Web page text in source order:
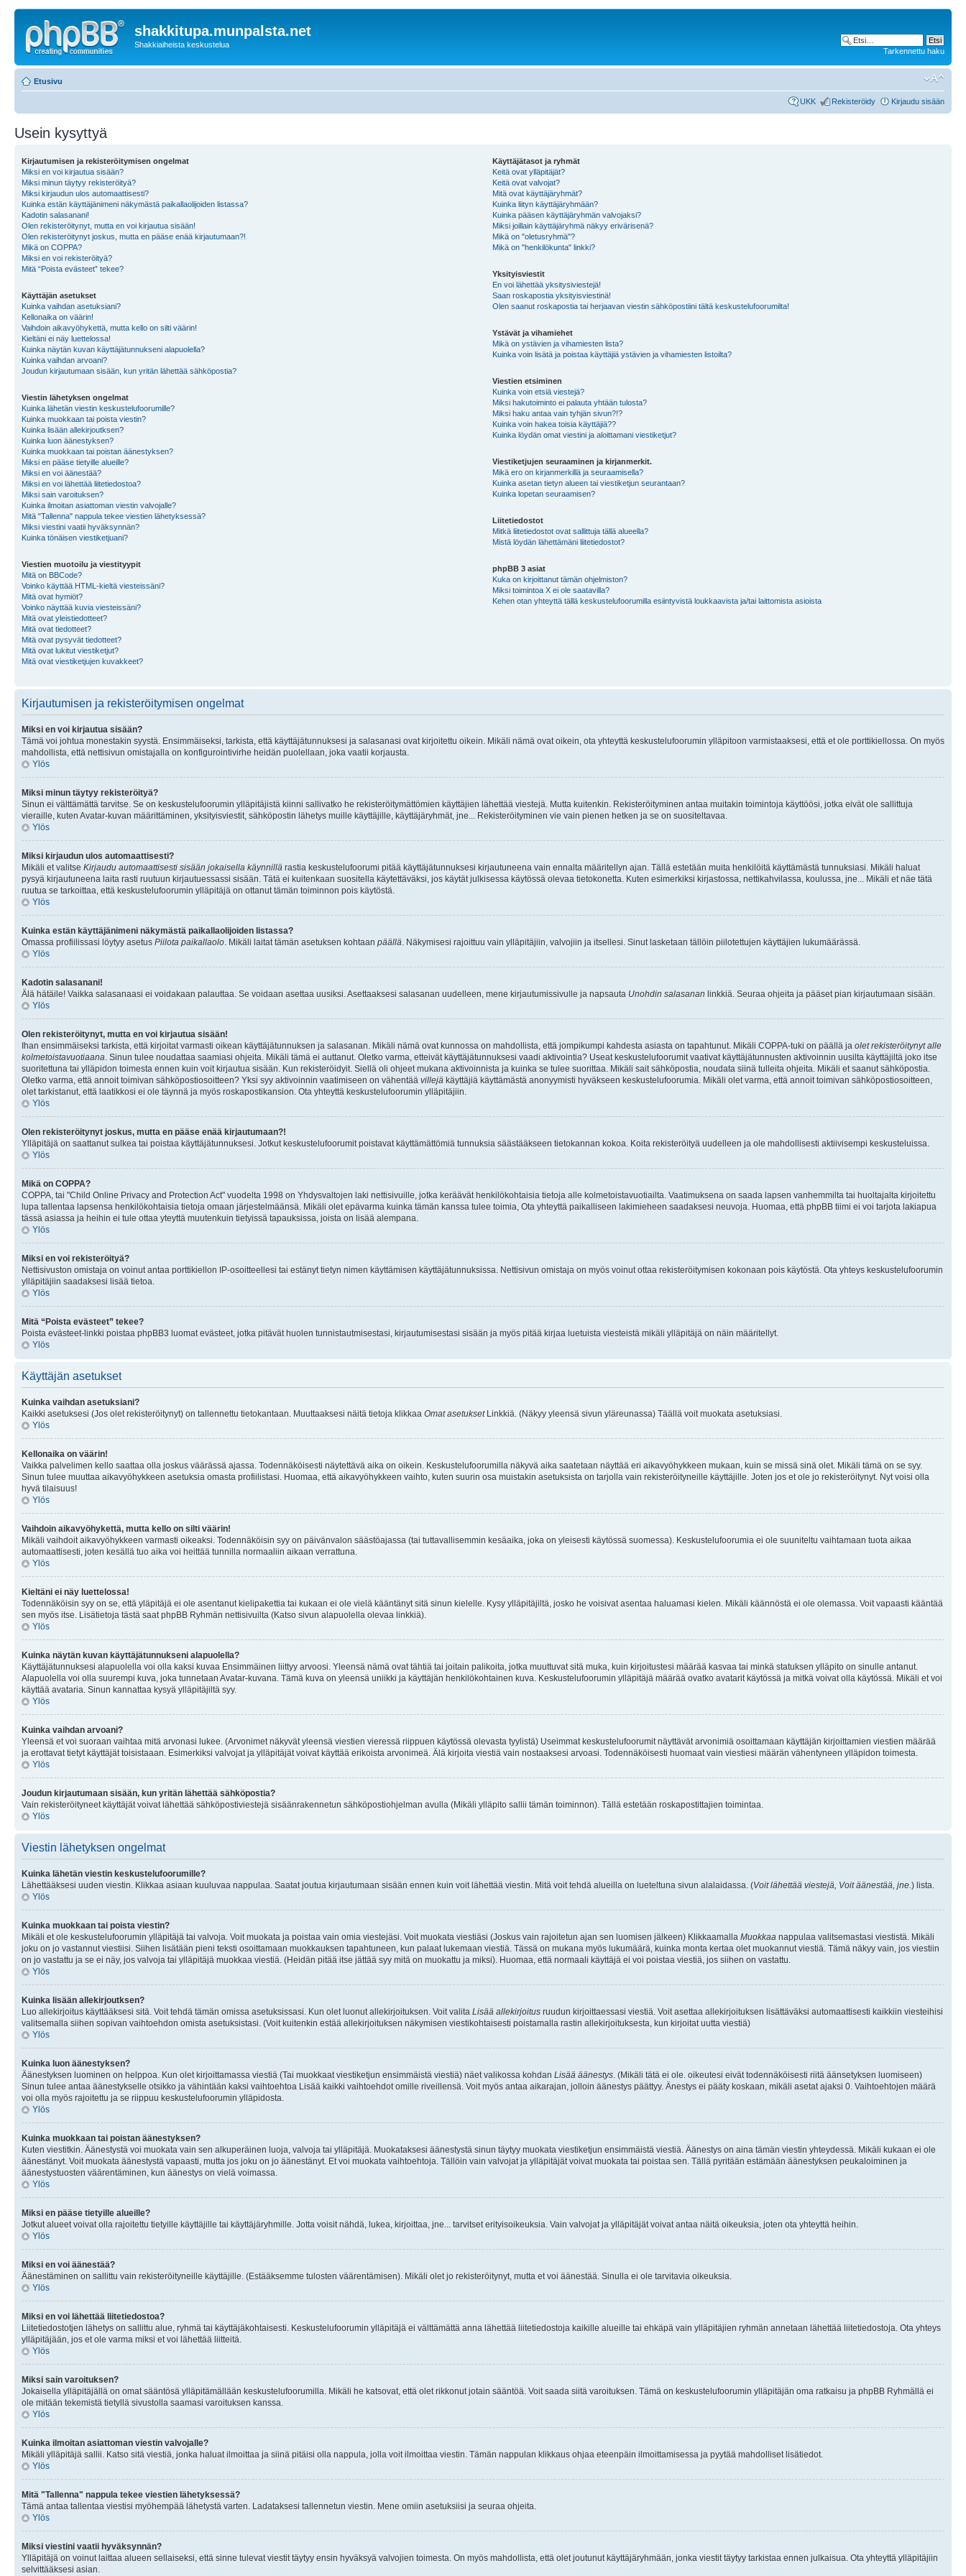
shakkitupa.munpalsta.net
Shakkiaiheista keskustelua
Tarkennettu haku
Etusivu
UKK Rekisteröidy Kirjaudu sisään
Usein kysyttyä
Kirjautumisen ja rekisteröitymisen ongelmat
Miksi en voi kirjautua sisään?
Miksi minun täytyy rekisteröityä?
Miksi kirjaudun ulos automaattisesti?
Kuinka estän käyttäjänimeni näkymästä paikallaolijoiden listassa?
Kadotin salasanani!
Olen rekisteröitynyt, mutta en voi kirjautua sisään!
Olen rekisteröitynyt joskus, mutta en pääse enää kirjautumaan?!
Mikä on COPPA?
Miksi en voi rekisteröityä?
Mitä “Poista evästeet” tekee?
Käyttäjän asetukset
Kuinka vaihdan asetuksiani?
Kellonaika on väärin!
Vaihdoin aikavyöhykettä, mutta kello on silti väärin!
Kieltäni ei näy luettelossa!
Kuinka näytän kuvan käyttäjätunnukseni alapuolella?
Kuinka vaihdan arvoani?
Joudun kirjautumaan sisään, kun yritän lähettää sähköpostia?
Viestin lähetyksen ongelmat
Kuinka lähetän viestin keskustelufoorumille?
Kuinka muokkaan tai poista viestin?
Kuinka lisään allekirjoutksen?
Kuinka luon äänestyksen?
Kuinka muokkaan tai poistan äänestyksen?
Miksi en pääse tietyille alueille?
Miksi en voi äänestää?
Miksi en voi lähettää liitetiedostoa?
Miksi sain varoituksen?
Kuinka ilmoitan asiattoman viestin valvojalle?
Mitä "Tallenna" nappula tekee viestien lähetyksessä?
Miksi viestini vaatii hyväksynnän?
Kuinka tönäisen viestiketjuani?
Viestien muotoilu ja viestityypit
Mitä on BBCode?
Voinko käyttää HTML-kieltä viesteissäni?
Mitä ovat hymiöt?
Voinko näyttää kuvia viesteissäni?
Mitä ovat yleistiedotteet?
Mitä ovat tiedotteet?
Mitä ovat pysyvät tiedotteet?
Mitä ovat lukitut viestiketjut?
Mitä ovat viestiketjujen kuvakkeet?
Käyttäjätasot ja ryhmät
Keitä ovat ylläpitäjät?
Keitä ovat valvojat?
Mitä ovat käyttäjäryhmät?
Kuinka liityn käyttäjäryhmään?
Kuinka pääsen käyttäjäryhmän valvojaksi?
Miksi joillain käyttäjäryhmä näkyy erivärisenä?
Mikä on "oletusryhmä"?
Mikä on "henkilökunta" linkki?
Yksityisviestit
En voi lähettää yksitysiviestejä!
Saan roskapostia yksityisviestinä!
Olen saanut roskapostia tai herjaavan viestin sähköpostiini tältä keskustelufoorumilta!
Ystävät ja vihamiehet
Mikä on ystävien ja vihamiesten lista?
Kuinka voin lisätä ja poistaa käyttäjiä ystävien ja vihamiesten listoilta?
Viestien etsiminen
Kuinka voin etsiä viestejä?
Miksi hakutoiminto ei palauta yhtään tulosta?
Miksi haku antaa vain tyhjän sivun?!?
Kuinka voin hakea toisia käyttäjiä??
Kuinka löydän omat viestini ja aloittamani viestiketjut?
Viestiketjujen seuraaminen ja kirjanmerkit.
Mikä ero on kirjanmerkillä ja seuraamisella?
Kuinka asetan tietyn alueen tai viestiketjun seurantaan?
Kuinka lopetan seuraamisen?
Liitetiedostot
Mitkä liitetiedostot ovat sallittuja tällä alueella?
Mistä löydän lähettämäni liitetiedostot?
phpBB 3 asiat
Kuka on kirjoittanut tämän ohjelmiston?
Miksi toimintoa X ei ole saatavilla?
Kehen otan yhteyttä tällä keskustelufoorumilla esiintyvistä loukkaavista ja/tai laittomista asioista
Kirjautumisen ja rekisteröitymisen ongelmat
Miksi en voi kirjautua sisään?
Tämä voi johtua monestakin syystä. Ensimmäiseksi, tarkista, että käyttäjätunnuksesi ja salasanasi ovat kirjoitettu oikein. Mikäli nämä ovat oikein, ota yhteyttä keskustelufoorumin ylläpitoon varmistaaksesi, että et ole porttikiellossa. On myös
mahdollista, että nettisivun omistajalla on konfigurointivirhe heidän puolellaan, joka vaatii korjausta.
Ylös
Miksi minun täytyy rekisteröityä?
Sinun ei välttämättä tarvitse. Se on keskustelufoorumin ylläpitäjistä kiinni sallivatko he rekisteröitymättömien käyttäjien lähettää viestejä. Mutta kuitenkin. Rekisteröityminen antaa muitakin toimintoja käyttöösi, jotka eivät ole sallittuja
vieraille, kuten Avatar-kuvan määrittäminen, yksityisviestit, sähköpostin lähetys muille käyttäjille, käyttäjäryhmät, jne... Rekisteröityminen vie vain pienen hetken ja se on suositeltavaa.
Ylös
Miksi kirjaudun ulos automaattisesti?
Mikäli et valitse Kirjaudu automaattisesti sisään jokaisella käynnillä rastia keskustelufoorumi pitää käyttäjätunnuksesi kirjautuneena vain ennalta määritellyn ajan. Tällä estetään muita henkilöitä käyttämästä tunnuksiasi. Mikäli haluat
pysyä kirjautuneena laita rasti ruutuun kirjautuessassi sisään. Tätä ei kuitenkaan suositella käytettäväksi, jos käytät julkisessa käytössä olevaa tietokonetta. Kuten esimerkiksi kirjastossa, nettikahvilassa, koulussa, jne... Mikäli et näe tätä
ruutua se tarkoittaa, että keskustelufoorumin ylläpitäjä on ottanut tämän toiminnon pois käytöstä.
Ylös
Kuinka estän käyttäjänimeni näkymästä paikallaolijoiden listassa?
Omassa profiilissasi löytyy asetus Piilota paikallaolo . Mikäli laitat tämän asetuksen kohtaan päällä . Näkymisesi rajoittuu vain ylläpitäjiin, valvojiin ja itsellesi. Sinut lasketaan tällöin piilotettujen käyttäjien lukumäärässä.
Ylös
Kadotin salasanani!
Älä hätäile! Vaikka salasanaasi ei voidakaan palauttaa. Se voidaan asettaa uusiksi. Asettaaksesi salasanan uudelleen, mene kirjautumissivulle ja napsauta Unohdin salasanan linkkiä. Seuraa ohjeita ja pääset pian kirjautumaan sisään.
Ylös
Olen rekisteröitynyt, mutta en voi kirjautua sisään!
Ihan ensimmäiseksi tarkista, että kirjoitat varmasti oikean käyttäjätunnuksen ja salasanan. Mikäli nämä ovat kunnossa on mahdollista, että jompikumpi kahdesta asiasta on tapahtunut. Mikäli COPPA-tuki on päällä ja olet rekisteröitynyt alle
kolmetoistavuotiaana . Sinun tulee noudattaa saamiasi ohjeita. Mikäli tämä ei auttanut. Oletko varma, etteivät käyttäjätunnuksesi vaadi aktivointia? Useat keskustelufoorumit vaativat käyttäjätunnusten aktivoinnin uusilta käyttäjiltä joko itse
suoritettuna tai ylläpidon toimesta ennen kuin voit kirjautua sisään. Kun rekisteröidyit. Siellä oli ohjeet mukana aktivoinnista ja kuinka se tulee suorittaa. Mikäli sait sähköpostia, noudata siinä tulleita ohjeita. Mikäli et saanut sähköpostia.
Oletko varma, että annoit toimivan sähköpostiosoitteen? Yksi syy aktivoinnin vaatimiseen on vähentää villejä käyttäjiä käyttämästä anonyymisti hyväkseen keskustelufoorumia. Mikäli olet varma, että annoit toimivan sähköpostiosoitteen,
olet tarkistanut, että laatikkosi ei ole täynnä ja myös roskapostikansion. Ota yhteyttä keskustelufoorumin ylläpitäjiin.
Ylös
Olen rekisteröitynyt joskus, mutta en pääse enää kirjautumaan?!
Ylläpitäjä on saattanut sulkea tai poistaa käyttäjätunnuksesi. Jotkut keskustelufoorumit poistavat käyttämättömiä tunnuksia säästääkseen tietokannan kokoa. Koita rekisteröityä uudelleen ja ole mahdollisesti aktiivisempi keskusteluissa.
Ylös
Mikä on COPPA?
COPPA, tai "Child Online Privacy and Protection Act" vuodelta 1998 on Yhdysvaltojen laki nettisivuille, jotka keräävät henkilökohtaisia tietoja alle kolmetoistavuotiailta. Vaatimuksena on saada lapsen vanhemmilta tai huoltajalta kirjoitettu
lupa tallentaa lapsensa henkilökohtaisia tietoja omaan järjestelmäänsä. Mikäli olet epävarma kuinka tämän kanssa tulee toimia, Ota yhteyttä paikalliseen lakimieheen saadaksesi neuvoja. Huomaa, että phpBB tiimi ei voi tarjota lakiapua
tässä asiassa ja heihin ei tule ottaa yteyttä muutenkuin tietyissä tapauksissa, joista on lisää alempana.
Ylös
Miksi en voi rekisteröityä?
Nettisivuston omistaja on voinut antaa porttikiellon IP-osoitteellesi tai estänyt tietyn nimen käyttämisen käyttäjätunnuksissa. Nettisivun omistaja on myös voinut ottaa rekisteröitymisen kokonaan pois käytöstä. Ota yhteys keskustelufoorumin
ylläpitäjiin saadaksesi lisää tietoa.
Ylös
Mitä “Poista evästeet” tekee?
Poista evästeet-linkki poistaa phpBB3 luomat evästeet, jotka pitävät huolen tunnistautmisestasi, kirjautumisestasi sisään ja myös pitää kirjaa luetuista viesteistä mikäli ylläpitäjä on näin määritellyt.
Ylös
Käyttäjän asetukset
Kuinka vaihdan asetuksiani?
Kaikki asetuksesi (Jos olet rekisteröitynyt) on tallennettu tietokantaan. Muuttaaksesi näitä tietoja klikkaa Omat asetuksetLinkkiä. (Näkyy yleensä sivun yläreunassa) Täällä voit muokata asetuksiasi.
Ylös
Kellonaika on väärin!
Vaikka palvelimen kello saattaa olla joskus väärässä ajassa. Todennäköisesti näytettävä aika on oikein. Keskustelufoorumilla näkyvä aika saatetaan näyttää eri aikavyöhykkeen mukaan, kuin se missä sinä olet. Mikäli tämä on se syy.
Sinun tulee muuttaa aikavyöhykkeen asetuksia omasta profiilistasi. Huomaa, että aikavyöhykkeen vaihto, kuten suurin osa muistakin asetuksista on tarjolla vain rekisteröityneille käyttäjille. Joten jos et ole jo rekisteröitynyt. Nyt voisi olla
hyvä tilaisuus!
Ylös
Vaihdoin aikavyöhykettä, mutta kello on silti väärin!
Mikäli vaihdoit aikavyöhykkeen varmasti oikeaksi. Todennäköisin syy on päivänvalon säästöajassa (tai tuttavallisemmin kesäaika, joka on yleisesti käytössä suomessa). Keskustelufoorumia ei ole suuniteltu vaihtamaan tuota aikaa
automaattisesti, joten kesällä tuo aika voi heittää tunnilla normaaliin aikaan verrattuna.
Ylös
Kieltäni ei näy luettelossa!
Todennäköisin syy on se, että yläpitäjä ei ole asentanut kielipakettia tai kukaan ei ole vielä kääntänyt sitä sinun kielelle. Kysy ylläpitäjiltä, josko he voisivat asentaa haluamasi kielen. Mikäli käännöstä ei ole olemassa. Voit vapaasti kääntää
sen myös itse. Lisätietoja tästä saat phpBB Ryhmän nettisivuilta (Katso sivun alapuolella olevaa linkkiä).
Ylös
Kuinka näytän kuvan käyttäjätunnukseni alapuolella?
Käyttäjätunnuksesi alapuolella voi olla kaksi kuvaa Ensimmäinen liittyy arvoosi. Yleensä nämä ovat tähtiä tai joitain palikoita, jotka muuttuvat sitä muka, kuin kirjoitustesi määrää kasvaa tai minkä statuksen ylläpito on sinulle antanut.
Alapuolella voi olla suurempi kuva, joka tunnetaan Avatar-kuvana. Tämä kuva on yleensä uniikki ja käyttäjän henkilökohtainen kuva. Keskustelufoorumin ylläpitäjä määrää ovatko avatarit käytössä ja mitkä voivat olla käytössä. Mikäli et voi
käyttää avataria. Sinun kannattaa kysyä ylläpitäjiltä syy.
Ylös
Kuinka vaihdan arvoani?
Yleensä et voi suoraan vaihtaa mitä arvonasi lukee. (Arvonimet näkyvät yleensä viestien vieressä riippuen käytössä olevasta tyylistä) Useimmat keskustelufoorumit näyttävät arvonimiä osoittamaan käyttäjän kirjoittamien viestien määrää
ja erottavat tietyt käyttäjät toisistaaan. Esimerkiksi valvojat ja ylläpitäjät voivat käyttää erikoista arvonimeä. Älä kirjoita viestiä vain nostaaksesi arvoasi. Todennäköisesti huomaat vain viestiesi määrän vähentyneen ylläpidon toimesta.
Ylös
Joudun kirjautumaan sisään, kun yritän lähettää sähköpostia?
Vain rekisteröityneet käyttäjät voivat lähettää sähköpostiviestejä sisäänrakennetun sähköpostiohjelman avulla (Mikäli ylläpito sallii tämän toiminnon). Tällä estetään roskapostittajien toimintaa.
Ylös
Viestin lähetyksen ongelmat
Kuinka lähetän viestin keskustelufoorumille?
Lähettääksesi uuden viestin. Klikkaa asiaan kuuluvaa nappulaa. Saatat joutua kirjautumaan sisään ennen kuin voit lähettää viestin. Mitä voit tehdä alueilla on lueteltuna sivun alalaidassa. (Voit lähettää viestejä, Voit äänestää, jne. ) lista.
Ylös
Kuinka muokkaan tai poista viestin?
Mikäli et ole keskustelufoorumin ylläpitäjä tai valvoja. Voit muokata ja poistaa vain omia viestejäsi. Voit muokata viestiäsi (Joskus vain rajoitetun ajan sen luomisen jälkeen) Klikkaamalla Muokkaa nappulaa valitsemastasi viestistä. Mikäli
joku on jo vastannut viestiisi. Siihen lisätään pieni teksti osoittamaan muokkauksen tapahtuneen, kun palaat lukemaan viestiä. Tässä on mukana myös lukumäärä, kuinka monta kertaa olet muokannut viestiä. Tämä näkyy vain, jos viestiin
on jo vastattu ja se ei näy, jos valvoja tai ylläpitäjä muokkaa viestiä. (Heidän pitää itse jättää syy mitä on muokattu ja miksi). Huomaa, että normaali käyttäjä ei voi poistaa viestiä, jos siihen on vastattu.
Ylös
Kuinka lisään allekirjoutksen?
Luo allekirjoitus käyttääksesi sitä. Voit tehdä tämän omissa asetuksissasi. Kun olet luonut allekirjoituksen. Voit valita Lisää allekirjoitus ruudun kirjoittaessasi viestiä. Voit asettaa allekirjoituksen lisättäväksi automaattisesti kaikkiin viesteihisi
valitsemalla siihen sopivan vaihtoehdon omista asetuksistasi. (Voit kuitenkin estää allekirjoituksen näkymisen viestikohtaisesti poistamalla rastin allekirjoituksesta, kun kirjoitat uutta viestiä)
Ylös
Kuinka luon äänestyksen?
Äänestyksen luominen on helppoa. Kun olet kirjoittamassa viestiä (Tai muokkaat viestiketjun ensimmäistä viestiä) näet valikossa kohdan Lisää äänestys . (Mikäli tätä ei ole. oikeutesi eivät todennäköisesti riitä äänsetyksen luomiseen)
Sinun tulee antaa äänestykselle otsikko ja vähintään kaksi vaihtoehtoa Lisää kaikki vaihtoehdot omille riveillensä. Voit myös antaa aikarajan, jolloin äänestys päättyy. Änestys ei pääty koskaan, mikäli asetat ajaksi 0. Vaihtoehtojen määrä
voi olla myös rajoitettu ja se riippuu keskustelufoorumin ylläpidosta.
Ylös
Kuinka muokkaan tai poistan äänestyksen?
Kuten viestitkin. Äänestystä voi muokata vain sen alkuperäinen luoja, valvoja tai ylläpitäjä. Muokataksesi äänestystä sinun täytyy muokata viestiketjun ensimmäistä viestiä. Äänestys on aina tämän viestin yhteydessä. Mikäli kukaan ei ole
äänestänyt. Voit muokata äänestystä vapaasti, mutta jos joku on jo äänestänyt. Et voi muokata vaihtoehtoja. Tällöin vain valvojat ja ylläpitäjät voivat muokata tai poistaa sen. Tällä pyritään estämään äänestyksen peukaloiminen ja
äänestystuosten väärentäminen, kun äänestys on vielä voimassa.
Ylös
Miksi en pääse tietyille alueille?
Jotkut alueet voivat olla rajoitettu tietyille käyttäjille tai käyttäjäryhmille. Jotta voisit nähdä, lukea, kirjoittaa, jne... tarvitset erityisoikeuksia. Vain valvojat ja ylläpitäjät voivat antaa näitä oikeuksia, joten ota yhteyttä heihin.
Ylös
Miksi en voi äänestää?
Äänestäminen on sallittu vain rekisteröityneille käyttäjille. (Estääksemme tulosten väärentämisen). Mikäli olet jo rekisteröitynyt, mutta et voi äänestää. Sinulla ei ole tarvitavia oikeuksia.
Ylös
Miksi en voi lähettää liitetiedostoa?
Liitetiedostotjen lähetys on sallittu alue, ryhmä tai käyttäjäkohtaisesti. Keskustelufoorumin ylläpitäjä ei välttämättä anna lähettää liitetiedostoja kaikille alueille tai ehkäpä vain ylläpitäjien ryhmän annetaan lähettää liitetiedostoja. Ota yhteys
ylläpitäjään, jos et ole varma miksi et voi lähettää liitteitä.
Ylös
Miksi sain varoituksen?
Jokaisella ylläpitäjällä on omat sääntösä ylläpitämällään keskustelufoorumilla. Mikäli he katsovat, että olet rikkonut jotain sääntöä. Voit saada siitä varoituksen. Tämä on keskustelufoorumin ylläpitäjän oma ratkaisu ja phpBB Ryhmällä ei
ole mitään tekemistä tietyllä sivustolla saamasi varoituksen kanssa.
Ylös
Kuinka ilmoitan asiattoman viestin valvojalle?
Mikäli ylläpitäjä sallii. Katso sitä viestiä, jonka haluat ilmoittaa ja siinä pitäisi olla nappula, jolla voit ilmoittaa viestin. Tämän nappulan klikkaus ohjaa eteenpäin ilmoittamisessa ja pyytää mahdolliset lisätiedot.
Ylös
Mitä "Tallenna" nappula tekee viestien lähetyksessä?
Tämä antaa tallentaa viestisi myöhempää lähetystä varten. Ladataksesi tallennetun viestin. Mene omiin asetuksiisi ja seuraa ohjeita.
Ylös
Miksi viestini vaatii hyväksynnän?
Ylläpitäjä on voinut laittaa alueen sellaiseksi, että sinne tulevat viestit täytyy ensin hyväksyä valvojien toimesta. On myös mahdollista, että olet joutunut käyttäjäryhmään, jonka viestit täytyy tarkistaa ennen julkaisua. Ota yhteyttä ylläpitäjiin
selvittääksesi asian.